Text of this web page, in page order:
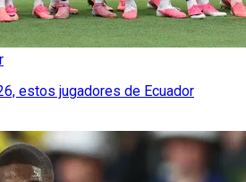
estos jugadores de Ecuador